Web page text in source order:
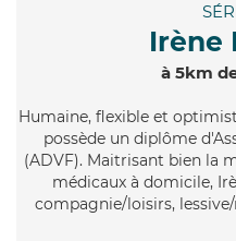
Irène
à 5km
Humaine, flexible et
possède un diplôme
(ADVF). Maitrisant bien la
médicaux à domicile,
compagnie/loisirs,